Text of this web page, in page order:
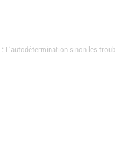
: L’autodétermination sinon les